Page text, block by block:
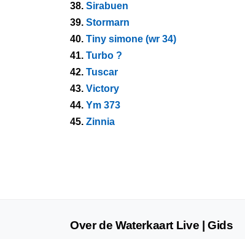
38. Sirabuen
39. Stormarn
40. Tiny simone (wr 34)
41. Turbo ?
42. Tuscar
43. Victory
44. Ym 373
45. Zinnia
Over de Waterkaart Live | Gids